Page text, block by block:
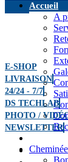
Accueil
A
Nos
E-SHOP
LIVRAISON
24/24 - 7/7
DS TECHLAB
PHOTO /
NEWSLETTER
Cheminée